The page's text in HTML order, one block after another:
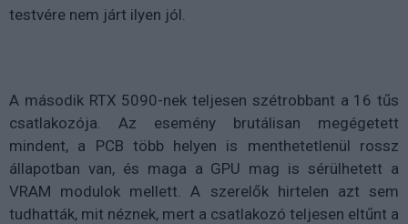
testvére nem járt ilyen jól.
A második RTX 5090-nek teljesen szétrobbant a 16 tűs
csatlakozója. Az esemény brutálisan megégetett
mindent, a PCB több helyen is menthetetlenül rossz
állapotban van, és maga a GPU mag is sérülhetett a
VRAM modulok mellett. A szerelők hirtelen azt sem
tudhatták, mit néznek, mert a csatlakozó teljesen eltűnt a